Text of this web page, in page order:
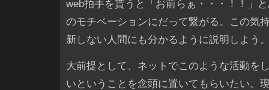
web拍手を貰うと「お前らぁ・・・！！」
のモチベーションにだって繋がる。この気
新しない人間にも分かるように説明しよう
大前提として、ネットでこのような活動を
いということを念頭に置いてもらいたい。